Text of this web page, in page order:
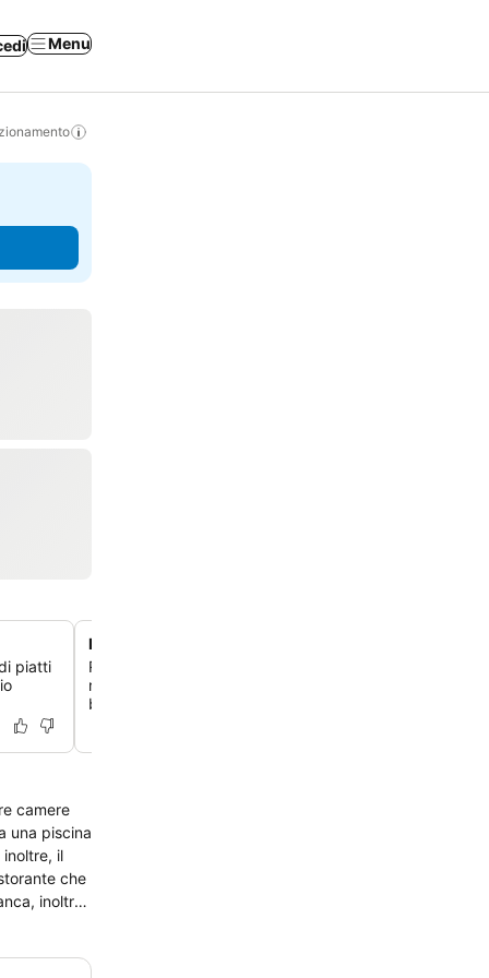
Menu
piatti
Piscina esterna
Rilassati nella piscina esterna di buone dimensioni, che
rinfrescante evasione e un'area piacevole per il
bambini.
il
inoltre,